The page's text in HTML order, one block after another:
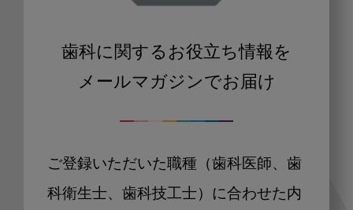
歯科に関するお役立ち情報を
メールマガジンでお届け
ご登録いただいた職種（歯科医師、歯
科衛生士、歯科技工士）に合わせた内